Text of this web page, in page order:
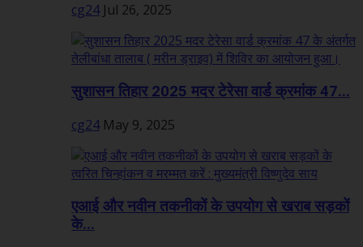
cg24 Jul 26, 2025
सुशासन तिहार 2025 मदर टेरेसा वार्ड क्रमांक 47...
cg24 May 9, 2025
एआई और नवीन तकनीकों के उपयोग से खराब सड़कों
के...